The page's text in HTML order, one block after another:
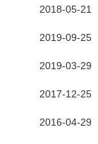
2018-05-21
2019-09-25
2019-03-29
2017-12-25
2016-04-29